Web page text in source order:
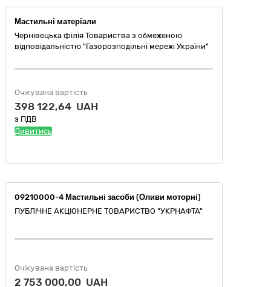
Мастильні матеріали
Чернівецька філія Товариства з обмеженою
відповідальністю "Газорозподільні мережі України"
Очікувана вартість
398 122,64 UAH
з ПДВ
Дивитись
09210000-4 Мастильні засоби (Оливи моторні)
ПУБЛІЧНЕ АКЦІОНЕРНЕ ТОВАРИСТВО "УКPНAФТА"
Очікувана вартість
2 753 000,00 UAH